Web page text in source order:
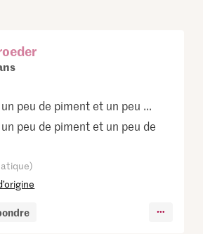
peu de piment et un peu ...
peu de piment et un peu de